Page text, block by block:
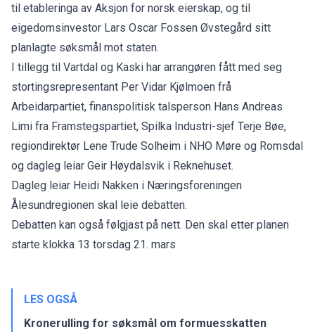
til etableringa av Aksjon for norsk eierskap, og til
eigedomsinvestor Lars Oscar Fossen Øvstegård sitt
planlagte søksmål mot staten.
I tillegg til Vartdal og Kaski har arrangøren fått med seg
stortingsrepresentant Per Vidar Kjølmoen frå
Arbeidarpartiet, finanspolitisk talsperson Hans Andreas
Limi fra Framstegspartiet, Spilka Industri-sjef Terje Bøe,
regiondirektør Lene Trude Solheim i NHO Møre og Romsdal
og dagleg leiar Geir Høydalsvik i Reknehuset.
Dagleg leiar Heidi Nakken i Næringsforeningen
Ålesundregionen skal leie debatten.
Debatten kan også følgjast på nett. Den skal etter planen
starte klokka 13 torsdag 21. mars
LES OGSÅ
Kronerulling for søksmål om formuesskatten